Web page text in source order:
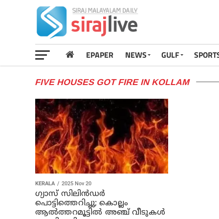
EPAPER NEWS GULF
FIVE HOUSES GOT FIRE IN KOLLAM
KERALA 2025 Nov 20
ഗ്യാസ് സിലിന്‍ഡര്‍
പൊട്ടിത്തെറിച്ചു; കൊല്ലം
ആല്‍ത്തറമൂട്ടില്‍ അഞ്ച് വീടുകള്‍